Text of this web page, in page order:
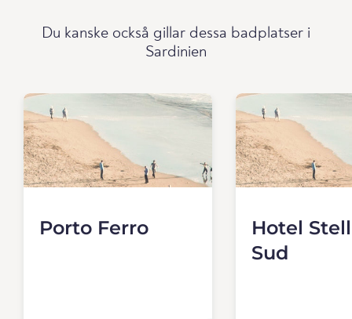
Du kanske också gillar dessa badplatser i
Sardinien
Porto Ferro
Hotel
Sud